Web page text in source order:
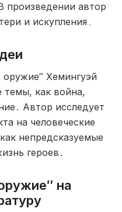
автор
и искупления․
Хемингуэй
темы, как война,
Автор исследует
на человеческие
непредсказуемые
героев․
на